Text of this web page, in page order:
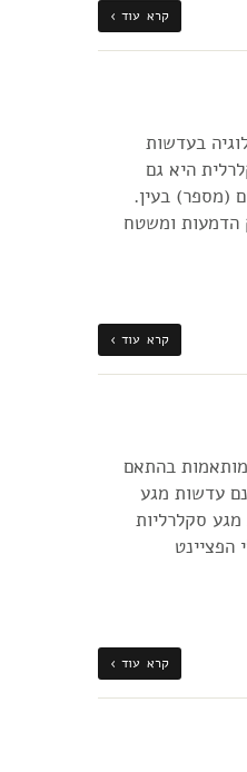
קרא עוד ›
בעדשות
היא גם
(מספר) בעין.
הדמעות ומשטח
קרא עוד ›
בהתאם
עדשות מגע
סקלרליות
קרא עוד ›